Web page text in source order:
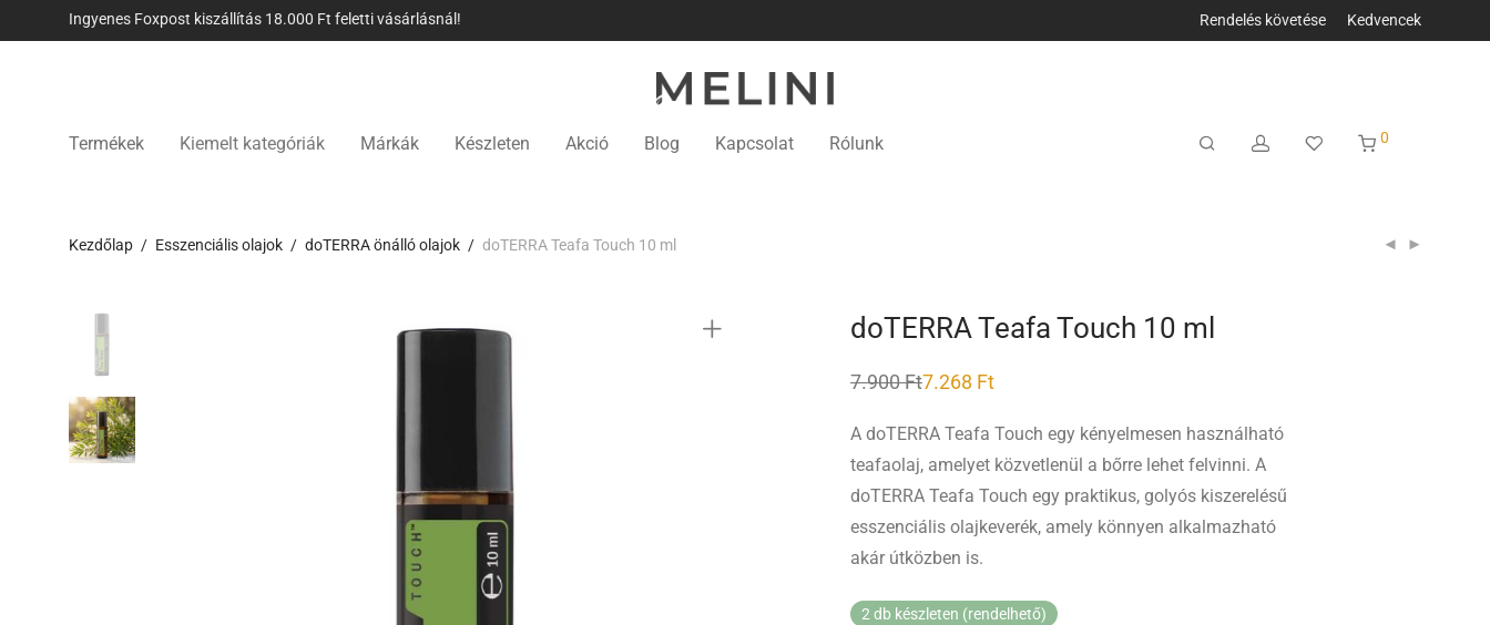
Ingyenes Foxpost kiszállítás 18.000 Ft feletti vásárlásnál! Rendelés követése Kedvencek
Termékek Kiemelt kategóriák Márkák Készleten Akció Blog Kapcsolat Rólunk 0
Kezdőlap / Esszenciális olajok / doTERRA önálló olajok / doTERRA Teafa Touch 10 ml
doTERRA Teafa Touch 10 ml
7.900Ft7.268 Ft
A doTERRA Teafa Touch egy kényelmesen használható
teafaolaj, amelyet közvetlenül a bőrre lehet felvinni. A
doTERRA Teafa Touch egy praktikus, golyós kiszerelésű
esszenciális olajkeverék, amely könnyen alkalmazható
akár útközben is.
2 db készleten (rendelhető)